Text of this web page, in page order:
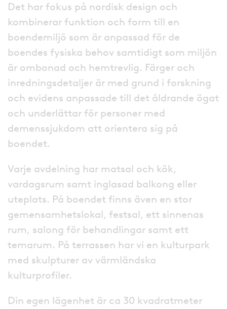
Det har fokus på nordisk design och
kombinerar funktion och form till en
boendemiljö som är anpassad för de
boendes fysiska behov samtidigt som miljön
är ombonad och hemtrevlig. Färger och
inredningsdetaljer är med grund i forskning
och evidens anpassade till det åldrande ögat
och underlättar för personer med
demenssjukdom att orientera sig på
boendet.
Varje avdelning har matsal och kök,
vardagsrum samt inglasad balkong eller
uteplats. På boendet finns även en stor
gemensamhetslokal, festsal, ett sinnenas
rum, salong för behandlingar samt ett
temarum. På terrassen har vi en kulturpark
med skulpturer av värmländska
kulturprofiler.
Din egen lägenhet är ca 30 kvadratmeter